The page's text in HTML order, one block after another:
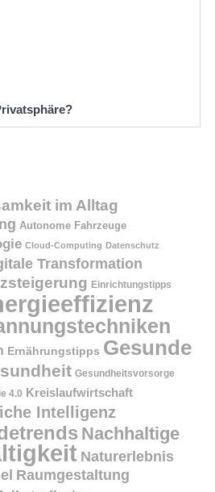
im Alltag
Autonome Fahrzeuge
Cloud-Computing Datenschutz
Transformation
Einrichtungstipps
Ernährungstipps Gesunde
Gesundheitsvorsorge
4.0 Kreislaufwirtschaft
Intelligenz
Nachhaltige
Naturerlebnis
Raumgestaltung